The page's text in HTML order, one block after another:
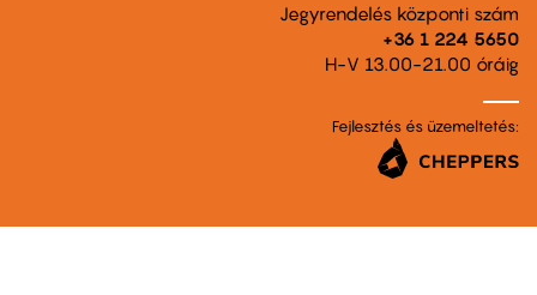
Jegyrendelés központi szám
+36 1 224 5650
H-V 13.00-21.00 óráig
Fejlesztés és üzemeltetés: